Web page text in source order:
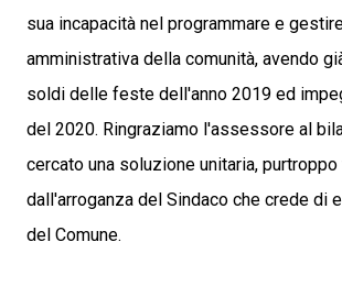
sua incapacità nel programmare e
amministrativa della comunità, avendo
soldi delle feste dell'anno 2019 ed
del 2020. Ringraziamo l'assessore al
cercato una soluzione unitaria,
dall'arroganza del Sindaco che crede di
del Comune.